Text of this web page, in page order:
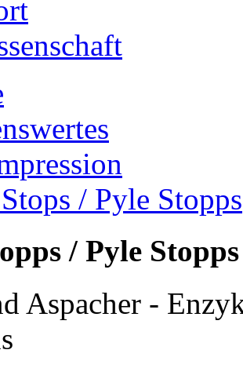
/ Pyle Stopps
/ Pyle Stopps
Aspacher -